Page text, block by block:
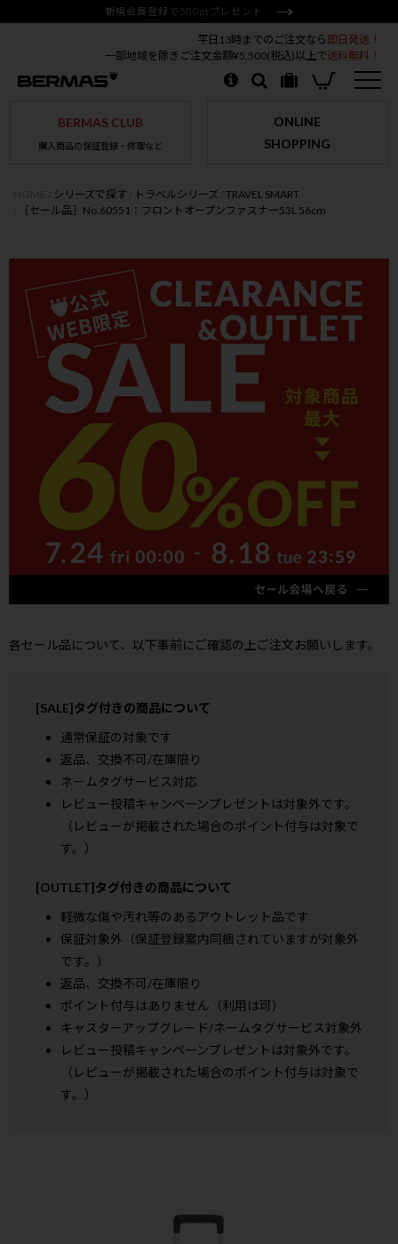
新規会員登録で500ptプレゼント
平日13時までのご注文なら 即日発送！
一部地域を除きご注文金額¥5,500(税込)以上で送料無料！
BERMAS CLUB
購入商品の保証登録・修理など
ONLINE
SHOPPING
シリーズで探す トラベルシリーズ TRAVEL SMART
［セール品］No.60551：フロントオープンファスナー53L 56cm
各セール品について、以下事前にご確認の上ご注文お願いします。
[SALE]タグ付きの商品について
通常保証の対象です
返品、交換不可/在庫限り
ネームタグサービス対応
レビュー投稿キャンペーンプレゼントは対象外です。
（レビューが掲載された場合のポイント付与は対象で
す。）
[OUTLET]タグ付きの商品について
軽微な傷や汚れ等のあるアウトレット品です
保証対象外（保証登録案内同梱されていますが対象外
です。）
返品、交換不可/在庫限り
ポイント付与はありません（利用は可）
キャスターアップグレード/ネームタグサービス対象外
レビュー投稿キャンペーンプレゼントは対象外です。
（レビューが掲載された場合のポイント付与は対象で
す。）